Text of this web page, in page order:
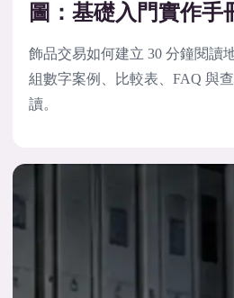
圖：基礎入門實作手
飾品交易如何建立 30 分鐘閱讀
組數字案例、比較表、FAQ 與
讀。